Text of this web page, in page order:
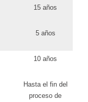
15 años
5 años
10 años
Hasta el fin del
proceso de